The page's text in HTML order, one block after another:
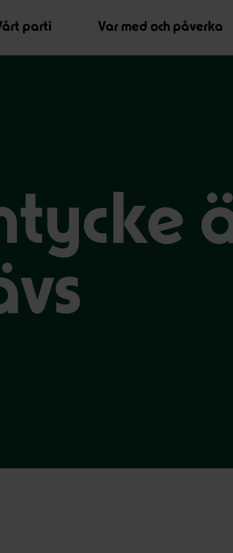
parti Var med och påverka